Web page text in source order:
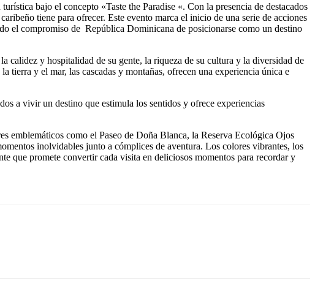
bajo el concepto «Taste the Paradise «. Con la presencia de destacados
tiene para ofrecer. Este evento marca el inicio de una serie de acciones
el compromiso de República Dominicana de posicionarse como un destino
calidez y hospitalidad de su gente, la riqueza de su cultura y la diversidad de
tierra y el mar, las cascadas y montañas, ofrecen una experiencia única e
a vivir un destino que estimula los sentidos y ofrece experiencias
emblemáticos como el Paseo de Doña Blanca, la Reserva Ecológica Ojos
inolvidables junto a cómplices de aventura. Los colores vibrantes, los
que promete convertir cada visita en deliciosos momentos para recordar y